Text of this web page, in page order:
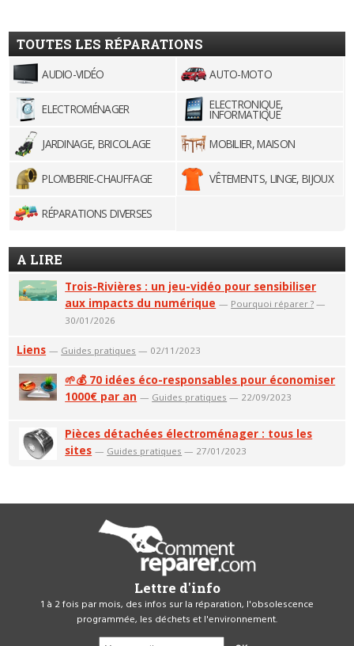
TOUTES LES RÉPARATIONS
AUDIO-VIDÉO AUTO-MOTO
ELECTROMÉNAGER ELECTRONIQUE,
INFORMATIQUE
JARDINAGE, BRICOLAGE
MOBILIER, MAISON
PLOMBERIE-CHAUFFAGE VÊTEMENTS, LINGE, BIJOUX
RÉPARATIONS DIVERSES
A LIRE
Trois-Rivières : un jeu-vidéo pour sensibiliser
aux impacts du numérique — Pourquoi réparer ? —
30/01/2026
Liens — Guides pratiques — 02/11/2023
🌱💰 70 idées éco-responsables pour économiser
1000€ par an — Guides pratiques — 22/09/2023
Pièces détachées électroménager : tous les
sites — Guides pratiques — 27/01/2023
Lettre d'info
1 à 2 fois par mois, des infos sur la réparation, l'obsolescence
programmée, les déchets et l'environnement.